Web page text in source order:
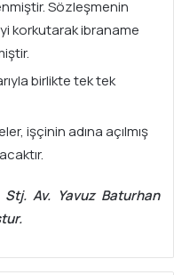
Sözleşmenin
korkutarak ibraname
birlikte tek tek
işçinin adına açılmış
Stj. Av. Yavuz Baturhan